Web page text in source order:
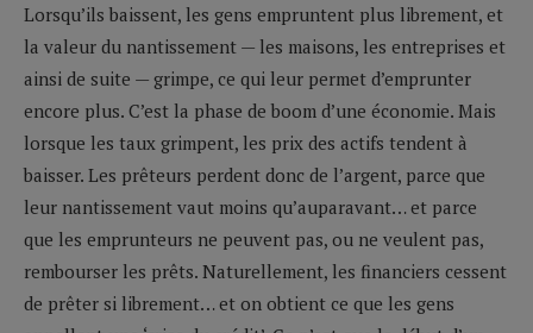
Lorsqu’ils baissent, les gens empruntent plus librement, et
la valeur du nantissement — les maisons, les entreprises et
ainsi de suite — grimpe, ce qui leur permet d’emprunter
encore plus. C’est la phase de boom d’une économie. Mais
lorsque les taux grimpent, les prix des actifs tendent à
baisser. Les prêteurs perdent donc de l’argent, parce que
leur nantissement vaut moins qu’auparavant… et parce
que les emprunteurs ne peuvent pas, ou ne veulent pas,
rembourser les prêts. Naturellement, les financiers cessent
de prêter si librement… et on obtient ce que les gens